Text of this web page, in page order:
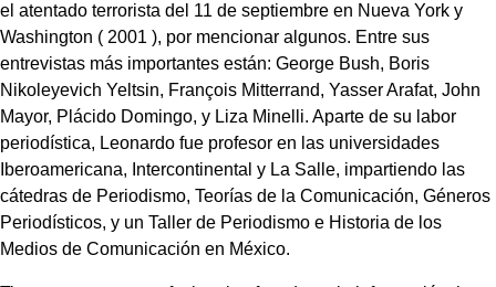
el atentado terrorista del 11 de septiembre en Nueva York y
Washington ( 2001 ), por mencionar algunos. Entre sus
entrevistas más importantes están: George Bush, Boris
Nikoleyevich Yeltsin, François Mitterrand, Yasser Arafat, John
Mayor, Plácido Domingo, y Liza Minelli. Aparte de su labor
periodística, Leonardo fue profesor en las universidades
Iberoamericana, Intercontinental y La Salle, impartiendo las
cátedras de Periodismo, Teorías de la Comunicación, Géneros
Periodísticos, y un Taller de Periodismo e Historia de los
Medios de Comunicación en México.